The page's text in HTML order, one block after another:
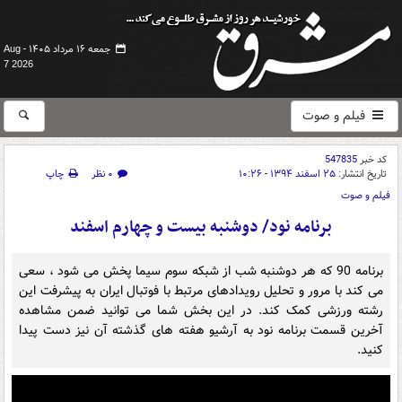
جمعه ۱۶ مرداد ۱۴۰۵ -
Aug
7 2026
فیلم و صوت
کد خبر547835
تاریخ انتشار: ۲۵ اسفند ۱۳۹۴ - ۱۰:۲۶ ۰ نظر
چاپ
فیلم و صوت
برنامه نود/ دوشنبه بیست و چهارم اسفند
برنامه 90 که هر دوشنبه شب از شبکه سوم سیما پخش می شود ، سعی
می کند با مرور و تحلیل رویدادهای مرتبط با فوتبال ایران به پیشرفت این
رشته ورزشی کمک کند. در این بخش شما می توانید ضمن مشاهده
آخرین قسمت برنامه نود به آرشیو هفته های گذشته آن نیز دست پیدا
کنید.